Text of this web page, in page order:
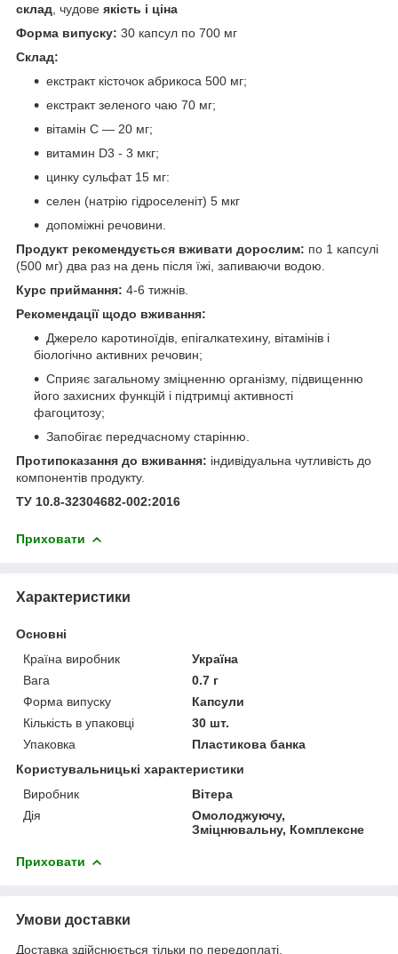
склад , чудове якість і ціна
Форма випуску: 30 капсул по 700 мг
Склад:
екстракт кісточок абрикоса 500 мг;
екстракт зеленого чаю 70 мг;
вітамін С — 20 мг;
витамин D3 - 3 мкг;
цинку сульфат 15 мг:
селен (натрію гідроселеніт) 5 мкг
допоміжні речовини.
Продукт рекомендується вживати дорослим: по 1 капсулі
(500 мг) два раз на день після їжі, запиваючи водою.
Курс приймання: 4-6 тижнів.
Рекомендації щодо вживання:
Джерело каротиноїдів, епігалкатехину, вітамінів і
біологічно активних речовин;
Сприяє загальному зміцненню організму, підвищенню
його захисних функцій і підтримці активності
фагоцитозу;
Запобігає передчасному старінню.
Протипоказання до вживання: індивідуальна чутливість до
компонентів продукту.
ТУ 10.8-32304682-002:2016
Приховати
Характеристики
Основні
Країна виробник
Україна
Вага
0.7 г
Форма випуску
Капсули
Кількість в упаковці
30 шт.
Упаковка
Пластикова банка
Користувальницькі характеристики
Виробник
Вітера
Дія
Омолоджуючу,
Зміцнювальну, Комплексне
Приховати
Умови доставки
Доставка здійснюється тільки по передоплаті.